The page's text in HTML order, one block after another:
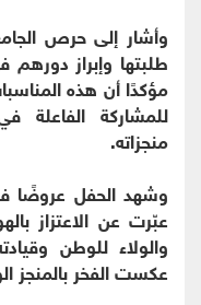
وأشار إلى حرص
طلبتها وإبراز دورهم
مؤكدًا أن هذه
للمشاركة
منجزاته.
وشهد الحفل عروضًا
عبّرت عن الاعتزاز
والولاء للوطن
عكست الفخر بالمنجز